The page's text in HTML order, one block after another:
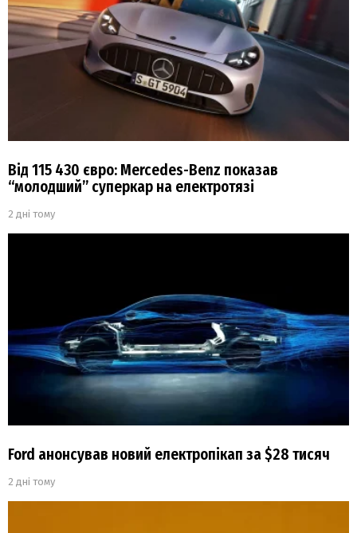
Від 115 430 євро: Mercedes-Benz показав
“молодший” суперкар на електротязі
2 дні тому
Ford анонсував новий електропікап за $28 тисяч
2 дні тому